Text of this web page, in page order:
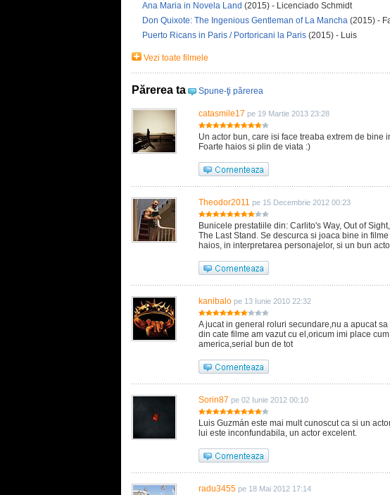
Ana Maria in Novela Land (2015) - Licenciado Schmidt
Don Quixote: The Ingenious Gentleman of La Mancha (2015) -
Puerto Ricans in Paris / Portoricani la Paris (2015) - Luis
Vezi toate filmele
Părerea ta Spune-ţi părerea
catasmile17 pe 19 Martie 2013 23:28
Un actor bun, care isi face treaba extrem de bine
Foarte haios si plin de viata :)
Theodor2011 pe 15 Decembrie 2012 00:23
Bunicele prestatiile din: Carlito's Way, Out of
The Last Stand. Se descurca si joaca bine in
haios, in interpretarea personajelor, si un bun
kanibalo pe 13 Iunie 2010 22:32
A jucat in general roluri secundare,nu a apucat
din cate filme am vazut cu el,oricum imi place
america,serial bun de tot
Sorin87 pe 02 Iunie 2012 00:10
Luis Guzmán este mai mult cunoscut ca si un
lui este inconfundabila, un actor excelent.
radu3455 pe 18 Mai 2012 17:14